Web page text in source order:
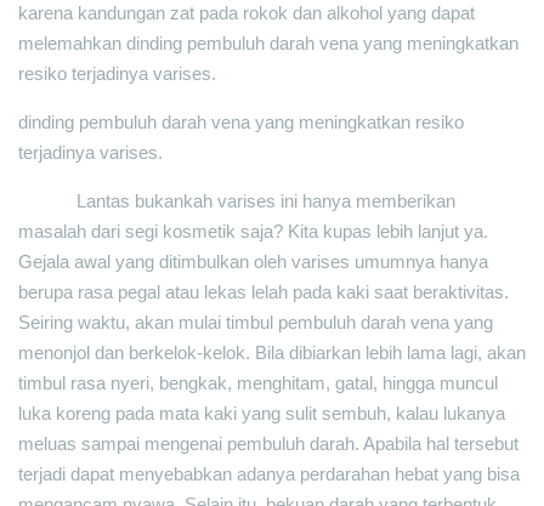
karena kandungan zat pada rokok dan alkohol yang dapat
melemahkan dinding pembuluh darah vena yang meningkatkan
resiko terjadinya varises.
dinding pembuluh darah vena yang meningkatkan resiko
terjadinya varises.
Lantas bukankah varises ini hanya memberikan
masalah dari segi kosmetik saja? Kita kupas lebih lanjut ya.
Gejala awal yang ditimbulkan oleh varises umumnya hanya
berupa rasa pegal atau lekas lelah pada kaki saat beraktivitas.
Seiring waktu, akan mulai timbul pembuluh darah vena yang
menonjol dan berkelok-kelok. Bila dibiarkan lebih lama lagi, akan
timbul rasa nyeri, bengkak, menghitam, gatal, hingga muncul
luka koreng pada mata kaki yang sulit sembuh, kalau lukanya
meluas sampai mengenai pembuluh darah. Apabila hal tersebut
terjadi dapat menyebabkan adanya perdarahan hebat yang bisa